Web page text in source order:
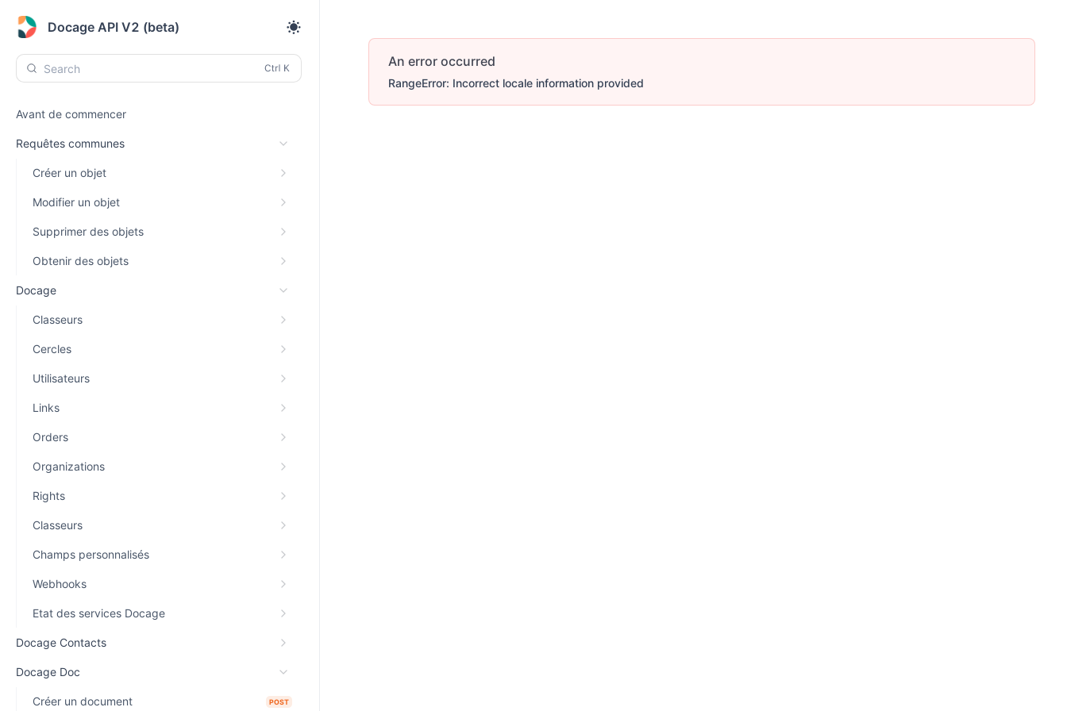
Docage API V2 (beta)
Search
Avant de commencer
Requêtes communes
Créer un objet
Modifier un objet
Supprimer des objets
Obtenir des objets
Docage
Classeurs
Cercles
Utilisateurs
Links
Orders
Organizations
Rights
Classeurs
Champs personnalisés
Webhooks
Etat des services Docage
Docage Contacts
Docage Doc
Créer un document POST
An error occurred
RangeError: Incorrect locale information provided